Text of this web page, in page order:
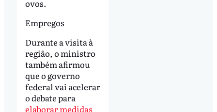
ovos.
Empregos
Durante a visita à
região, o ministro
também afirmou
que o governo
federal vai acelerar
o debate para
elaborar medidas